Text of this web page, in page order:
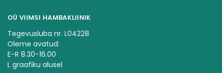
OÜ VIIMSI HAMBAKLIINIK
Tegevusluba nr. L04228
Oleme avatud:
E-R 8.30-16.00
L graafiku alusel